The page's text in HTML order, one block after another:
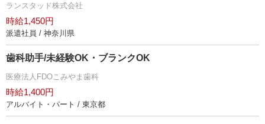
ランスタッド株式会社
時給1,450円
派遣社員 / 神奈川県
歯科助手/未経験OK・ブランクOK
医療法人FDOこみやま歯科
時給1,400円
アルバイト・パート / 東京都